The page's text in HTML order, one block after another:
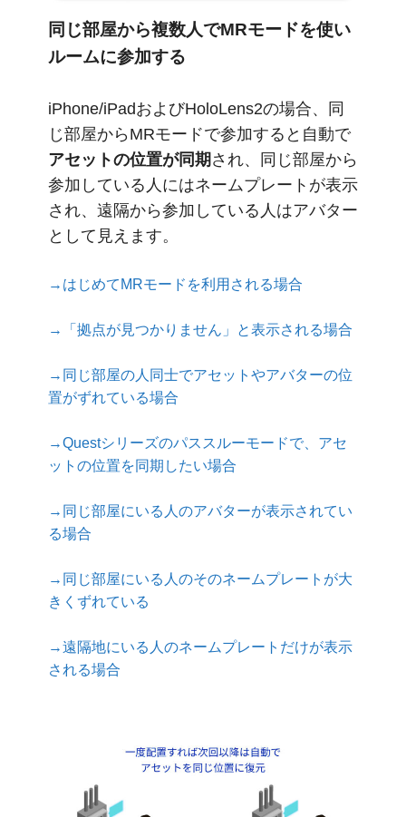
同じ部屋から複数人でMRモードを使い
ルームに参加する
iPhone/iPadおよびHoloLens2の場合、同
じ部屋からMRモードで参加すると自動で
アセットの位置が同期 され、同じ部屋から
参加している人にはネームプレートが表示
され、遠隔から参加している人はアバター
として見えます。
→はじめてMRモードを利用される場合
→「拠点が見つかりません」と表示される場合
→同じ部屋の人同士でアセットやアバターの位
置がずれている場合
→Questシリーズのパススルーモードで、アセ
ットの位置を同期したい場合
→同じ部屋にいる人のアバターが表示されてい
る場合
→同じ部屋にいる人のそのネームプレートが大
きくずれている
→遠隔地にいる人のネームプレートだけが表示
される場合